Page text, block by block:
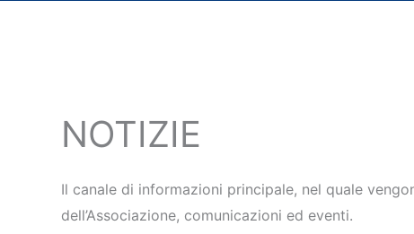
NOTIZIE
Il canale di informazioni principale, nel quale
dell’Associazione, comunicazioni ed eventi.